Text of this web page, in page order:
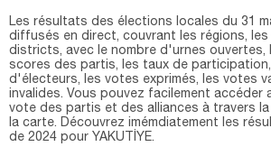
Les résultats des élections locales du 31
diffusés en direct, couvrant les régions, les
districts, avec le nombre d'urnes ouvertes,
scores des partis, les taux de
d'électeurs, les votes exprimés, les votes
invalides. Vous pouvez facilement accéder
vote des partis et des alliances à travers
la carte. Découvrez imémdiatement les
de 2024 pour YAKUTİYE.